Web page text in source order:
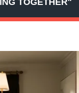
TOGETHER"